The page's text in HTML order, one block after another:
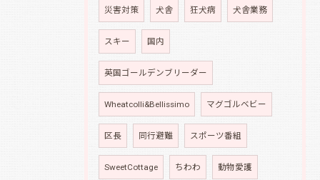
災害対策 犬舎 狂犬病 犬舎業務
スキー 国内
英国ゴールデンブリーダー
Wheatcolli&Bellissimo マグゴルベビー
区長 同行避難 スポーツ番組
SweetCottage ちわわ 動物愛護